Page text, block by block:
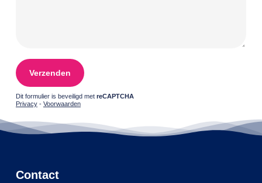
Gelieve dit veld leeg te laten.
Dit formulier is beveiligd met reCAPTCHA
Privacy- Voorwaarden
Contact